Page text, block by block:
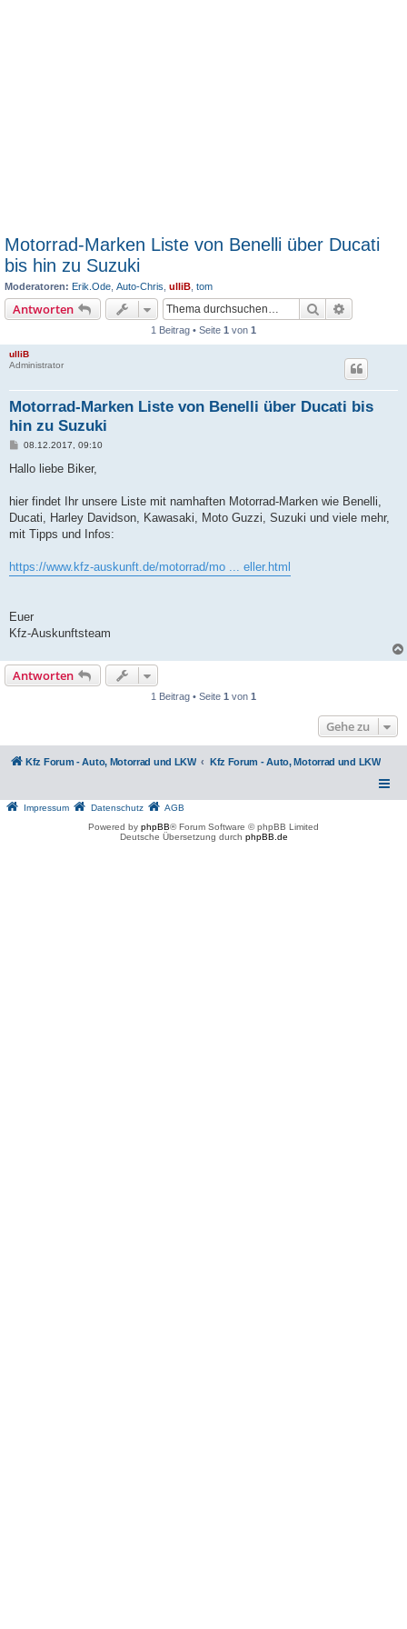
Motorrad-Marken Liste von Benelli über Ducati
bis hin zu Suzuki
Moderatoren: Erik.Ode Auto-Chris ulliB tom
Antworten Suche
1 Beitrag • Seite 1 von 1
ulliB
Administrator
Motorrad-Marken Liste von Benelli über Ducati bis
hin zu Suzuki
B
i
a
08.12.2017, 09:10
Hallo liebe Biker,
hier findet Ihr unsere Liste mit namhaften Motorrad-Marken wie Benelli,
Ducati, Harley Davidson, Kawasaki, Moto Guzzi, Suzuki und viele mehr,
mit Tipps und Infos:
https://www.kfz-auskunft.de/motorrad/mo ... eller.html
Euer
Kfz-Auskunftsteam
Antworten
1 Beitrag • Seite 1 von 1
Gehe zu
Kfz Forum - Auto, Motorrad und LKW Kfz Forum - Auto, Motorrad und LKW
Impressum Datenschutz
AGB
Powered by phpBB® Forum Software © phpBB Limited
Deutsche Übersetzung durch phpBB.de